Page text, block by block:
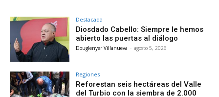
Destacada
Diosdado Cabello: Siempre le hemos
abierto las puertas al diálogo
Douglenyer Villanueva - agosto 5, 2026
Regiones
Reforestan seis hectáreas del Valle
del Turbio con la siembra de 2.000